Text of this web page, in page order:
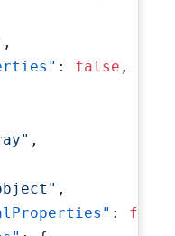
,
: false ,
,
,
: false